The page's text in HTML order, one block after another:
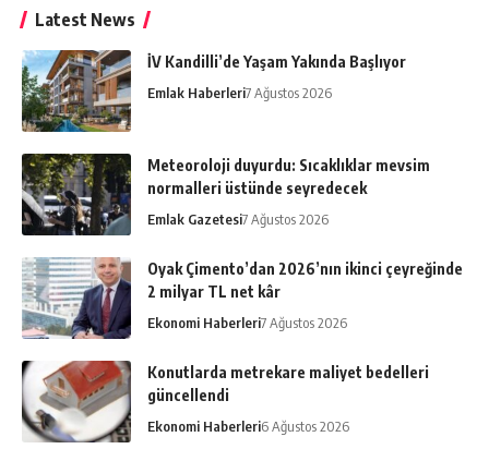
Latest News
İV Kandilli’de Yaşam Yakında Başlıyor
Emlak Haberleri7 Ağustos 2026
Meteoroloji duyurdu: Sıcaklıklar mevsim
normalleri üstünde seyredecek
Emlak Gazetesi7 Ağustos 2026
Oyak Çimento’dan 2026’nın ikinci çeyreğinde
2 milyar TL net kâr
Ekonomi Haberleri7 Ağustos 2026
Konutlarda metrekare maliyet bedelleri
güncellendi
Ekonomi Haberleri6 Ağustos 2026